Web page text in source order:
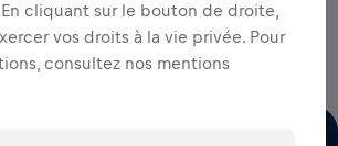
D'INSCRIPTION SONT REVERSÉS À LA
SUR LA MOELLE ÉPINIÈRE
cliquant sur le bouton de droite,
vos droits à la vie privée. Pour
consultez nos mentions